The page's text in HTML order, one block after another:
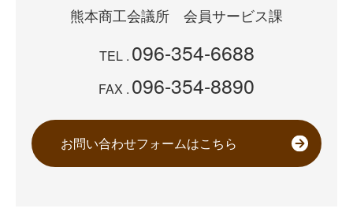
熊本商工会議所 会員サービス課
TEL . 096-354-6688
FAX . 096-354-8890
お問い合わせフォームはこちら